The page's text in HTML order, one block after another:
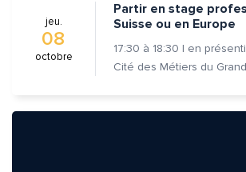
jeu.
08
octobre
Partir en stage
Suisse ou en Europe
17:30 à 18:30 | en
Quelle est la pertinence de